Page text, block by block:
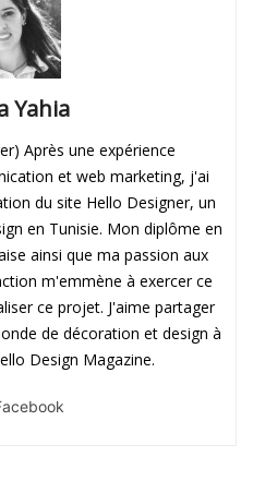
Yahia
Après une expérience
et web marketing, j'ai
du site Hello Designer, un
en Tunisie. Mon diplôme en
ainsi que ma passion aux
m'emmène à exercer ce
ce projet. J'aime partager
de décoration et design à
Design Magazine.